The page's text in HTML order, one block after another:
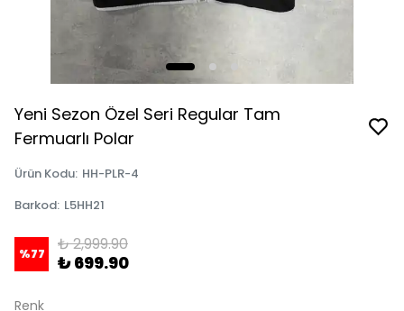
Yeni Sezon Özel Seri Regular Tam
Fermuarlı Polar
Ürün Kodu: HH-PLR-4
Barkod: L5HH21
%77 ₺ 2,999.90
₺ 699.90
Renk